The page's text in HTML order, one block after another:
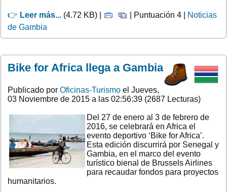
👉 Leer más... (4.72 KB) | | Puntuación 4 |
Noticias
de Gambia
Bike for Africa llega a Gambia
Publicado por Oficinas-Turismo el Jueves,
03 Noviembre de 2015 a las 02:56:39 (2687 Lecturas)
Del 27 de enero al 3 de febrero de
2016, se celebrará en Africa el
evento deportivo ‘Bike for Africa’.
Esta edición discurrirá por Senegal y
Gambia, en el marco del evento
turístico bienal de Brussels Airlines
para recaudar fondos para proyectos
humanitarios.